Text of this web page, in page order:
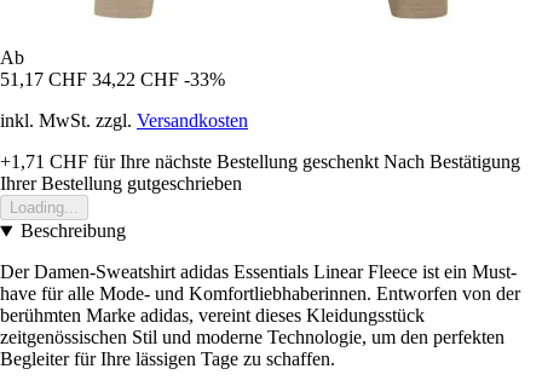
Ab
51,17 CHF 34,22 CHF -33%
inkl. MwSt. zzgl. Versandkosten
+1,71 CHF für Ihre nächste Bestellung geschenkt Nach Bestätigung
Ihrer Bestellung gutgeschrieben
Loading...
Beschreibung
Der Damen-Sweatshirt adidas Essentials Linear Fleece ist ein Must-
have für alle Mode- und Komfortliebhaberinnen. Entworfen von der
berühmten Marke adidas, vereint dieses Kleidungsstück
zeitgenössischen Stil und moderne Technologie, um den perfekten
Begleiter für Ihre lässigen Tage zu schaffen.